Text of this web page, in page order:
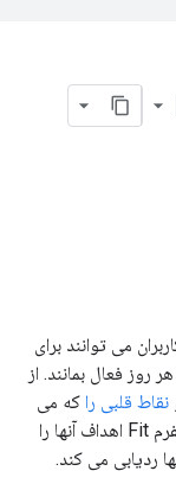
می توانند برای
روز فعال بمانند. از
نقاط قلبی را که می
خواهند برای هر روز هدف بگیرند، تنظیم کنند. پلتفرم Fit اهداف آنها را
ردیابی می کند.